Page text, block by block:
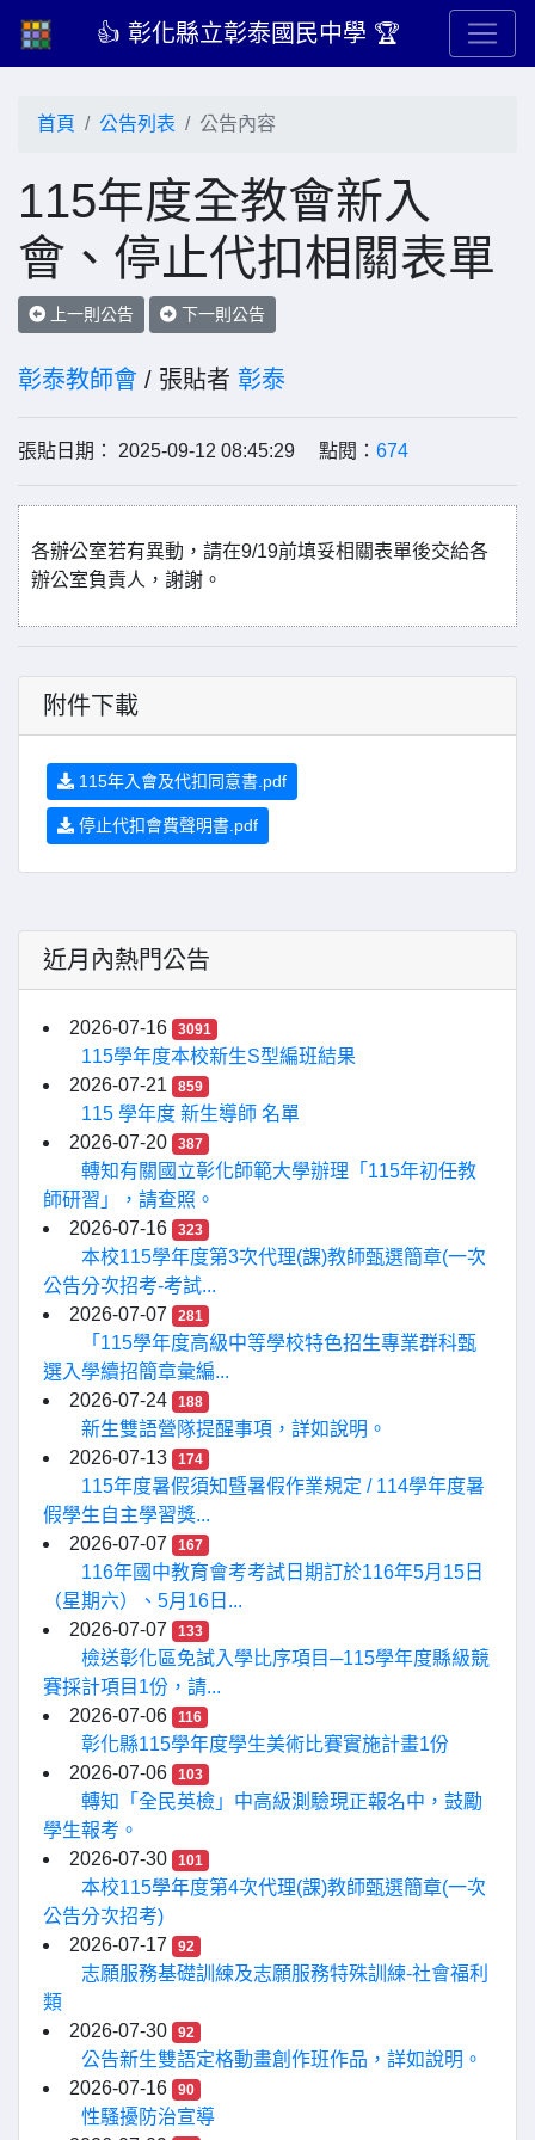
👍 彰化縣立彰泰國民中學 🏆
首頁 公告列表 公告內容
115年度全教會新入
會、停止代扣相關表單
上一則公告 下一則公告
彰泰教師會 / 張貼者 彰泰
張貼日期： 2025-09-12 08:45:29 點閱： 674
各辦公室若有異動，請在9/19前填妥相關表單後交給各
辦公室負責人，謝謝。
附件下載
115年入會及代扣同意書.pdf
停止代扣會費聲明書.pdf
近月內熱門公告
2026-07-16 3091
115學年度本校新生S型編班結果
2026-07-21
859
115 學年度 新生導師 名單
2026-07-20
387
轉知有關國立彰化師範大學辦理「115年初任教
師研習」，請查照。
2026-07-16
323
本校115學年度第3次代理(課)教師甄選簡章(一次
公告分次招考-考試...
2026-07-07
281
「115學年度高級中等學校特色招生專業群科甄
選入學續招簡章彙編...
2026-07-24
188
新生雙語營隊提醒事項，詳如說明。
2026-07-13
174
115年度暑假須知暨暑假作業規定 / 114學年度暑
假學生自主學習獎...
2026-07-07
167
116年國中教育會考考試日期訂於116年5月15日
（星期六）、5月16日...
2026-07-07
133
檢送彰化區免試入學比序項目─115學年度縣級競
賽採計項目1份，請...
2026-07-06
116
彰化縣115學年度學生美術比賽實施計畫1份
2026-07-06
103
轉知「全民英檢」中高級測驗現正報名中，鼓勵
學生報考。
2026-07-30
101
本校115學年度第4次代理(課)教師甄選簡章(一次
公告分次招考)
2026-07-17
92
志願服務基礎訓練及志願服務特殊訓練-社會福利
類
2026-07-30
92
公告新生雙語定格動畫創作班作品，詳如說明。
2026-07-16
90
性騷擾防治宣導